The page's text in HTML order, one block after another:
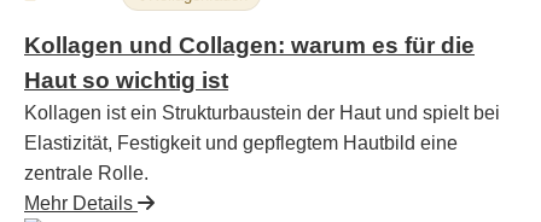
Kollagen und Collagen: warum es für die
Haut so wichtig ist
Kollagen ist ein Strukturbaustein der Haut und spielt bei
Elastizität, Festigkeit und gepflegtem Hautbild eine
zentrale Rolle.
Mehr Details